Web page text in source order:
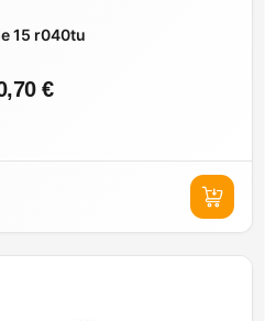
Batterie 15 r040tu
€